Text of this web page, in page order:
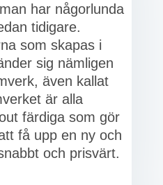
har någorlunda
tidigare.
som skapas i
sig nämligen
även kallat
är alla
färdiga som gör
få upp en ny och
och prisvärt.